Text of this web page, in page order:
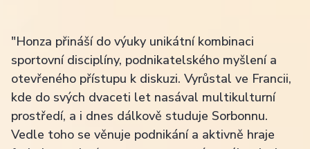
"Honza přináší do výuky unikátní kombinaci
sportovní disciplíny, podnikatelského myšlení a
otevřeného přístupu k diskuzi. Vyrůstal ve Francii,
kde do svých dvaceti let nasával multikulturní
prostředí, a i dnes dálkově studuje Sorbonnu.
Vedle toho se věnuje podnikání a aktivně hraje